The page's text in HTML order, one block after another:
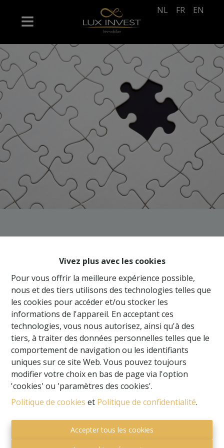
Vivez plus avec les cookies
Pour vous offrir la meilleure expérience possible,
nous et des tiers utilisons des technologies telles que
les cookies pour accéder et/ou stocker les
informations de l'appareil. En acceptant ces
technologies, vous nous autorisez, ainsi qu'à des
tiers, à traiter des données personnelles telles que le
comportement de navigation ou les identifiants
uniques sur ce site Web. Vous pouvez toujours
modifier votre choix en bas de page via l'option
'cookies' ou 'paramètres des cookies'.
Politique de cookies et Politique de confidentialité.
Accepter tous les cookies
NL FR EN
plus
À Vendre À Louer